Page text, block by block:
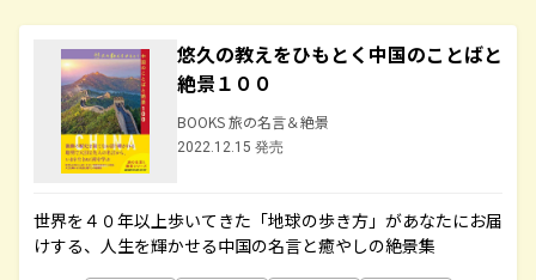
悠久の教えをひもとく中国のことばと
絶景１００
BOOKS 旅の名言＆絶景
2022.12.15 発売
世界を４０年以上歩いてきた「地球の歩き方」があなたにお届
けする、人生を輝かせる中国の名言と癒やしの絶景集